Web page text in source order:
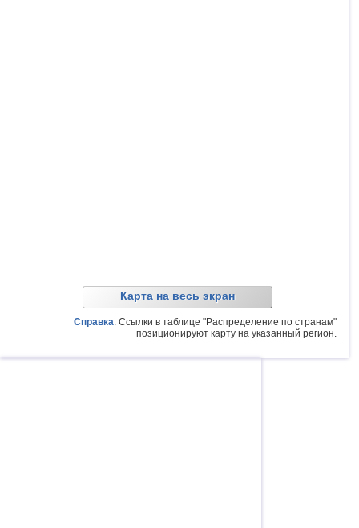
Карта на весь экран
Справка: Ссылки в таблице "Распределение по странам"
позиционируют карту на указанный регион.